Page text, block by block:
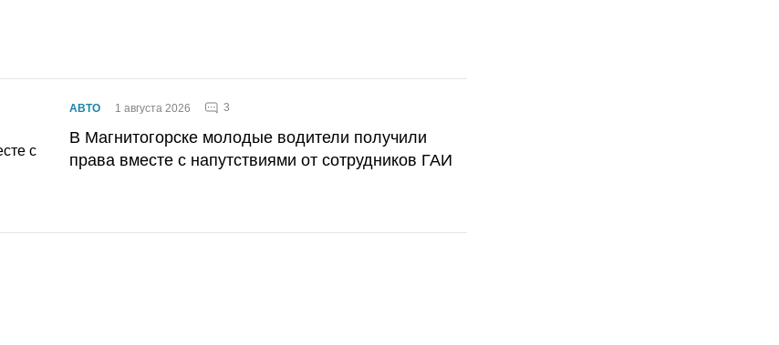
АВТО 1 августа 2026 3
В Магнитогорске молодые водители получили
права вместе с напутствиями от сотрудников ГАИ